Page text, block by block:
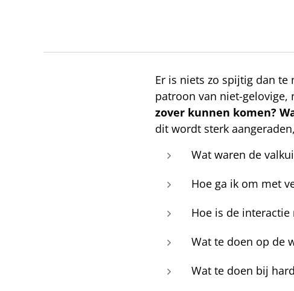
Er is niets zo spijtig dan
patroon van niet-gelovige,
zover kunnen komen?
dit wordt sterk
Wat waren de
Hoe ga ik om met
Hoe is de
Wat te doen op de
Wat te doen bij